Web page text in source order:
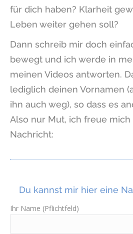
für dich haben? Klarheit
Leben weiter gehen soll?
Dann schreib mir doch
bewegt und ich werde in
meinen Videos antworten.
lediglich deinen Vornamen
ihn auch weg), so dass es
Also nur Mut, ich freue mich
Nachricht:
Du kannst mir hier eine
Ihr Name (Pflichtfeld)